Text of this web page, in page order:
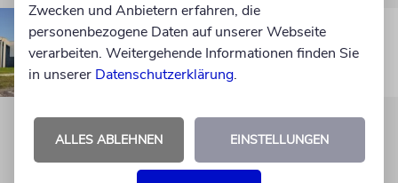
PORTRÄT
Duisburg – Die Drei-Städte-Gemeinde
Zwecken und Anbietern erfahren, die
personenbezogene Daten auf unserer Webseite
verarbeiten. Weitergehende Informationen finden Sie
in unserer Datenschutzerklärung.
ALLES ABLEHNEN EINSTELLUNGEN